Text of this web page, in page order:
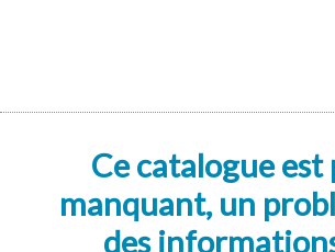
Ce catalogue
manquant, un
des